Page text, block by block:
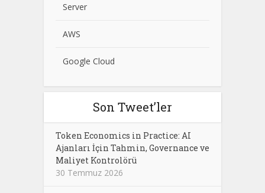
Server
AWS
Google Cloud
Son Tweet’ler
Token Economics in Practice: AI
Ajanları İçin Tahmin, Governance ve
Maliyet Kontrolörü
30 Temmuz 2026